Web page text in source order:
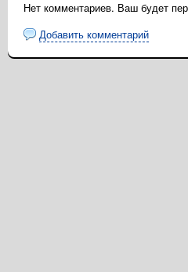
Нет комментариев. Ваш будет
Добавить комментарий